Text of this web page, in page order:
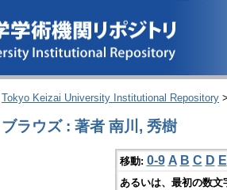
Tokyo Keizai University Institutional Repository
ブラウズ : 著者 南川, 秀樹
移動: 0-9 A B C D E
あるいは、最初の数